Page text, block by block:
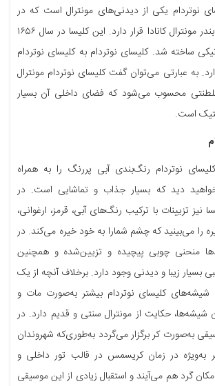
نوتردام یکی از دیدنی‌های مونترال است که در
محله قدیمی شهر و بندر مونترال کانادا قرار دارد. این کلیسا در سال ۱۶۵۶
ساخته شد. کلیسای نوتردام به کلیسای نوتردام
به عبارتی می‌توان گفت کلیسای نوتردام مونترال
محسوب می‌شود که فضای داخلی آن بسیار
است.
نوتردام رنگ‌بندی آبی پررنگ را به همراه
دید که بسیار جذاب و تماشایی است. در
تزیینات با ترکیب رنگ‌های آبی، قرمز، ارغوانی،
را می‌بینید که چشم شمارا به خود خیره می‌کند. در
منحنی چوبی پیچیده و تزیین‌شده و همچنین
زیبا و دیدنی وجود دارد. برخلاف آنچه از یک
شیشه‌های کلیسای نوتردام بیشتر به‌صورت مات و
حکایت از مونترال سنتی و قدیم دارد. در
به‌صورت کر برگزار می‌گردد به‌طوری‌که شهروندان
به‌ویژه در زمان کریسمس در قالب تور داخلی و
گرد هم می‌آیند و استقبال زیادی از این موسیقی